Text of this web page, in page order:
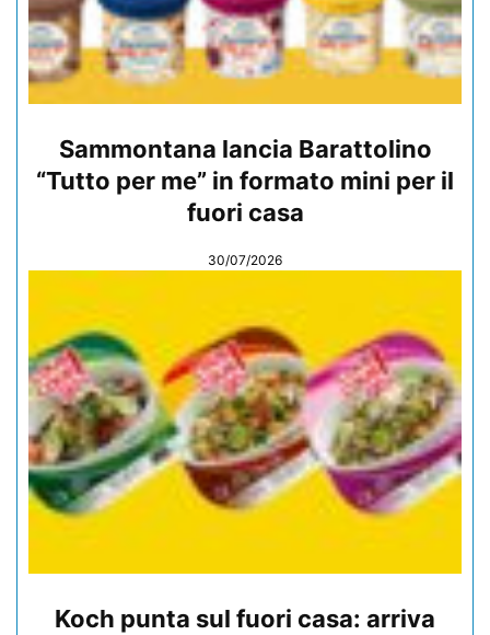
Sammontana lancia Barattolino
“Tutto per me” in formato mini per il
fuori casa
30/07/2026
Koch punta sul fuori casa: arriva